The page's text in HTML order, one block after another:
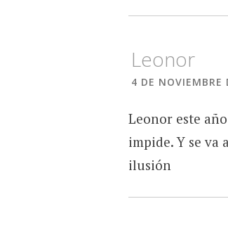
Leonor
4 DE
Leonor este
impide. Y se va
ilusión